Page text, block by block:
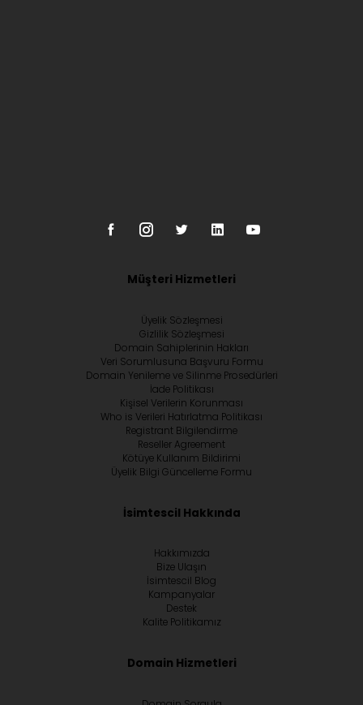
Müşteri Hizmetleri
Üyelik Sözleşmesi
Gizlilik Sözleşmesi
Domain Sahiplerinin Hakları
Veri Sorumlusuna Başvuru Formu
Domain Yenileme ve Silinme Prosedürleri
İade Politikası
Kişisel Verilerin Korunması
Who is Verileri Hatırlatma Politikası
Registrant Bilgilendirme
Reseller Agreement
Kötüye Kullanım Bildirimi
Üyelik Bilgi Güncelleme Formu
İsimtescil Hakkında
Hakkımızda
Bize Ulaşın
İsimtescil Blog
Kampanyalar
Destek
Kalite Politikamız
Domain Hizmetleri